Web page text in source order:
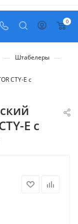
0
— Штабелеры —
CTY-E с
E с